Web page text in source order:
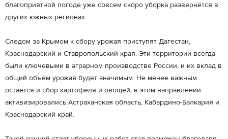
благоприятной погоде уже совсем скоро уборка развернётся в
других южных регионах.
Следом за Крымом к сбору урожая приступят Дагестан,
Краснодарский и Ставропольский края. Эти территории всегда
были ключевыми в аграрном производстве России, и их вклад в
общий объём урожая будет значимым. Не менее важным
остаётся и сбор картофеля и овощей, в этом направлении
активизировались Астраханская область, Кабардино-Балкария и
Краснодарский край.